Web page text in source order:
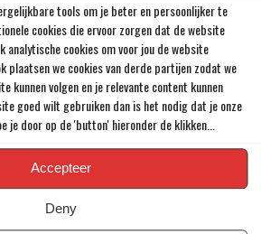
tools om je beter en persoonlijker te
cookies die ervoor zorgen dat de website
analytische cookies om voor jou de website
plaatsen we cookies van derde partijen zodat we
kunnen volgen en je relevante content kunnen
goed wilt gebruiken dan is het nodig dat je onze
je door op de 'button' hieronder de klikken...
Accepteer
Deny
SUMMERVILLE DICHT BIJ
MET AS ROMA’
BIJ FEYENOORD